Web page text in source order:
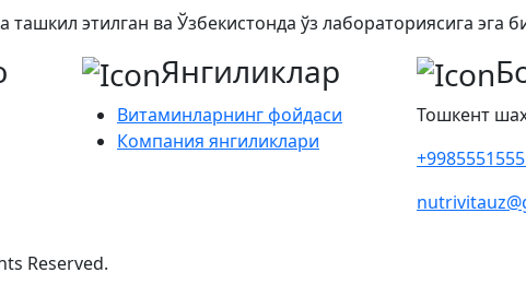
ташкил этилган ва Ўзбекистонда ўз лабораториясига эга
Янгиликлар
Витаминларнинг фойдаси
Компания янгиликлари
Тошкент
Reserved.